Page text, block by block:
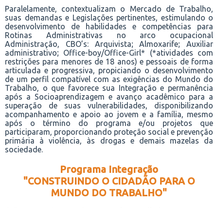
Paralelamente, contextualizam o Mercado de Trabalho,
suas demandas e Legislações pertinentes, estimulando o
desenvolvimento de habilidades e competências para
Rotinas Administrativas no arco ocupacional
Administração, CBO’s: Arquivista; Almoxarife; Auxiliar
administrativo; Office-boy/Office-Girl* (*atividades com
restrições para menores de 18 anos) e pessoais de forma
articulada e progressiva, propiciando o desenvolvimento
de um perfil compatível com as exigências do Mundo do
Trabalho, o que favorece sua Integração e permanência
após a Socioaprendizagem e avanço acadêmico para a
superação de suas vulnerabilidades, disponibilizando
acompanhamento e apoio ao jovem e a família, mesmo
após o término do programa e/ou projetos que
participaram, proporcionando proteção social e prevenção
primária à violência, às drogas e demais mazelas da
sociedade.
Programa Integração
"CONSTRUINDO O CIDADÃO PARA O
MUNDO DO TRABALHO"